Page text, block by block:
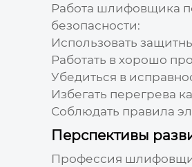
Работа шлифовщика
безопасности:
Использовать
Работать в хорошо
Убедиться в
Избегать перегрева
Соблюдать правила
Перспективы
Профессия